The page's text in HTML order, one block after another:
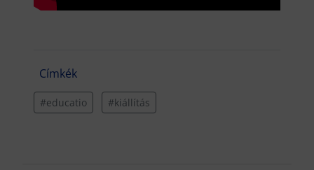
Címkék
#educatio #kiállítás